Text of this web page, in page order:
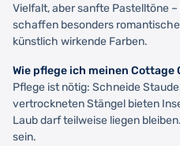
Vielfalt, aber sanfte Pastelltöne –
schaffen besonders
künstlich wirkende Farben.
Wie pflege ich meinen Cottage
Pflege ist nötig: Schneide
vertrockneten Stängel bieten
Laub darf teilweise liegen
sein.